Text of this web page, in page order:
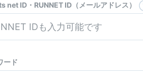
net ID・RUNNET ID（メールアドレス）
ード